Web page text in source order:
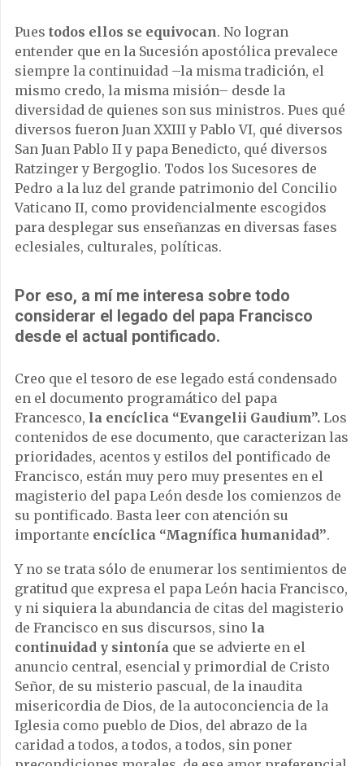
Pues todos ellos se equivocan. No logran
entender que en la Sucesión apostólica prevalece
siempre la continuidad –la misma tradición, el
mismo credo, la misma misión– desde la
diversidad de quienes son sus ministros. Pues qué
diversos fueron Juan XXIII y Pablo VI, qué diversos
San Juan Pablo II y papa Benedicto, qué diversos
Ratzinger y Bergoglio. Todos los Sucesores de
Pedro a la luz del grande patrimonio del Concilio
Vaticano II, como providencialmente escogidos
para desplegar sus enseñanzas en diversas fases
eclesiales, culturales, políticas.
Por eso, a mí me interesa sobre todo
considerar el legado del papa Francisco
desde el actual pontificado.
Creo que el tesoro de ese legado está condensado
en el documento programático del papa
Francesco, la encíclica “Evangelii Gaudium”. Los
contenidos de ese documento, que caracterizan las
prioridades, acentos y estilos del pontificado de
Francisco, están muy pero muy presentes en el
magisterio del papa León desde los comienzos de
su pontificado. Basta leer con atención su
importante encíclica “Magnífica humanidad”.
Y no se trata sólo de enumerar los sentimientos de
gratitud que expresa el papa León hacia Francisco,
y ni siquiera la abundancia de citas del magisterio
de Francisco en sus discursos, sino la
continuidad y sintonía que se advierte en el
anuncio central, esencial y primordial de Cristo
Señor, de su misterio pascual, de la inaudita
misericordia de Dios, de la autoconciencia de la
Iglesia como pueblo de Dios, del abrazo de la
caridad a todos, a todos, a todos, sin poner